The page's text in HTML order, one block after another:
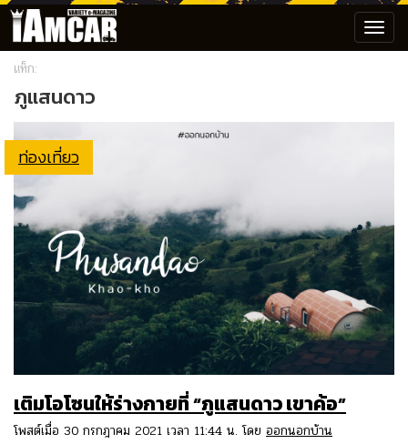
แท็ก:
ภูแสนดาว
ท่องเที่ยว
เติมโอโซนให้ร่างกายที่ “ภูแสนดาว เขาค้อ”
โพสต์เมื่อ 30 กรกฎาคม 2021 เวลา 11:44 น. โดย ออกนอกบ้าน